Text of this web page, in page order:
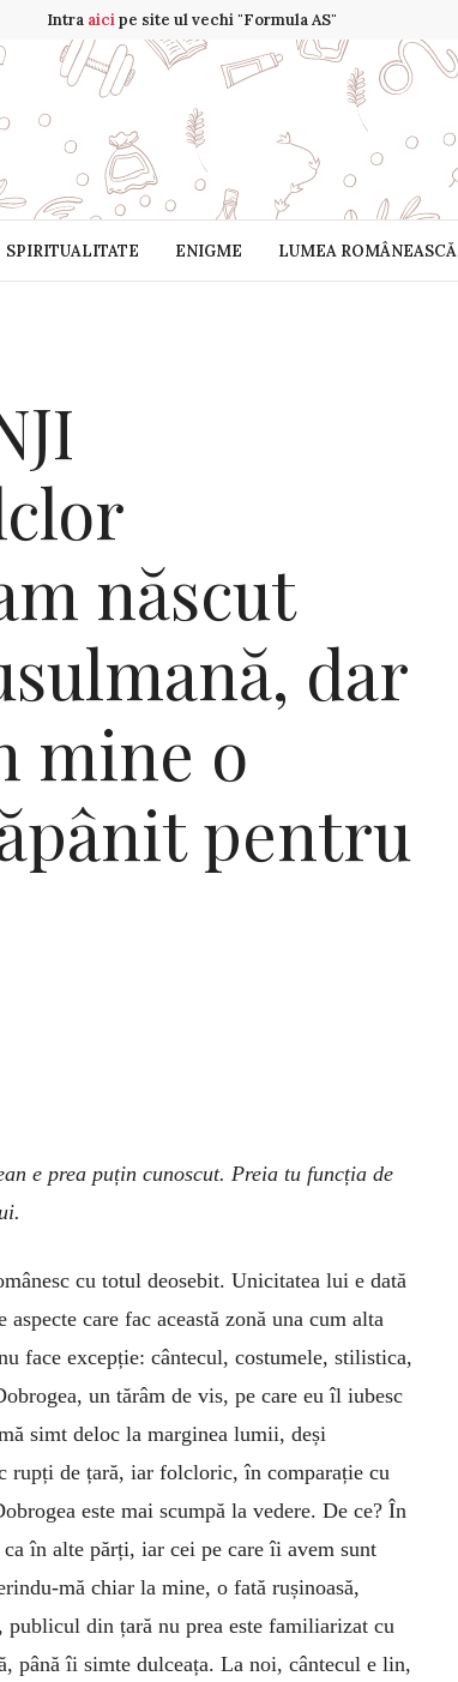
Intra aicipe site ul vechi "Formula AS"
SPIRITUALITATE ENIGME LUMEA ROMÂNEASCĂ
născut
dar
mine o
pentru
e prea puțin cunoscut. Preia tu funcția de
cu totul deosebit. Unicitatea lui e dată
care fac această zonă una cum alta
face excepție: cântecul, costumele, stilistica,
un tărâm de vis, pe care eu îl iubesc
simt deloc la marginea lumii, deși
rupți de țară, iar folcloric, în comparație cu
este mai scumpă la vedere. De ce? În
în alte părți, iar cei pe care îi avem sunt
mă chiar la mine, o fată rușinoasă,
din țară nu prea este familiarizat cu
până îi simte dulceața. La noi, cântecul e lin,